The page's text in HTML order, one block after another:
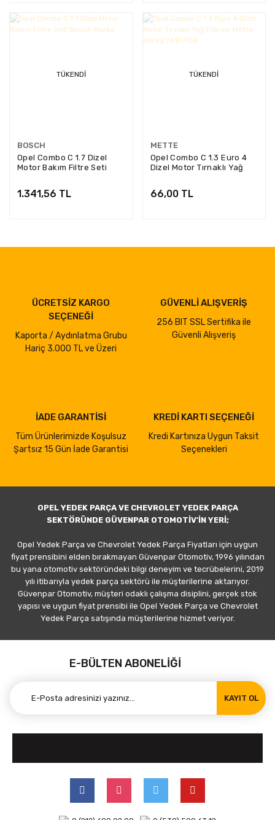
TÜKENDI
BOSCH
Opel Combo C 1.7 Dizel
Motor Bakım Filtre Seti
1.341,56 TL
TÜKENDI
METTE
Opel Combo C 1.3 Euro 4
Dizel Motor Tırnaklı Yağ
66,00 TL
ÜCRETSİZ KARGO
SEÇENEĞİ
Kaporta / Aydınlatma Grubu
Hariç 3.000 TL ve Üzeri
GÜVENLİ ALIŞVERİŞ
256 BIT SSL Sertifika ile
Güvenli Alışveriş
İADE GARANTİSİ
Tüm Ürünlerimizde Koşulsuz
Şartsız 15 Gün İade Garantisi
KREDİ KARTI SEÇENEĞİ
Kredi Kartınıza Uygun Taksit
Seçenekleri
OPEL YEDEK PARÇA VE CHEVROLET YEDEK PARÇA
SEKTÖRÜNDE GÜVENPAR OTOMOTİV'İN YERİ;
Opel Yedek Parça ve Chevrolet Yedek Parça Fiyatları için uygun
fiyat prensibini elden bırakmayan Güvenpar Otomotiv, 1996 yılından
bu yana otomotiv sektöründeki bilgi deneyim ve tecrübelerini, 2019
yılı itibarıyla yedek parça sektörü ile müşterilerine aktarıyor.
Güvenpar Otomotiv, müşteri odaklı çalışma disiplini, gerçek stok
yapısı ve uygun fiyat prensibi ile Opel Yedek Parça ve Chevrolet
Yedek Parça satışında müşterilerine hizmet veriyor.
E-BÜLTEN ABONELİĞİ
KAYIT OL